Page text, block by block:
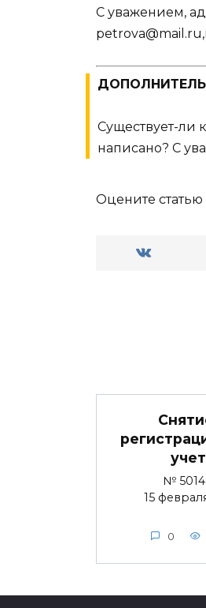
С уважением,
Существует-ли
написано? С
Оцените статью
№
15
0